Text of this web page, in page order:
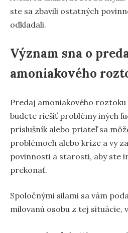
ste sa zbavili ostatných
odkladali.
Význam sna o
amoniakového
Predaj amoniakového roztoku
budete riešiť problémy iných
príslušník alebo priateľ sa
problémoch alebo kríze a vy
povinnosti a starosti, aby ste
prekonať.
Spoločnými silami sa vám
milovanú osobu z tej situácie,